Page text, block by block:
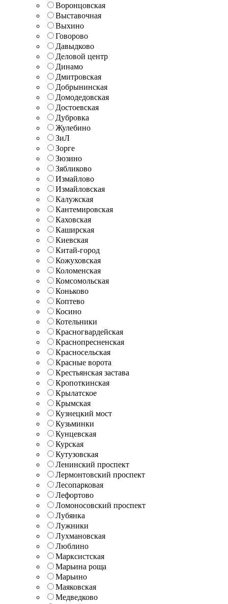
Воронцовская
Выставочная
Выхино
Говорово
Давыдково
Деловой центр
Динамо
Дмитровская
Добрынинская
Домодедовская
Достоевская
Дубровка
Жулебино
ЗиЛ
Зорге
Зюзино
Зябликово
Измайлово
Измайловская
Калужская
Кантемировская
Каховская
Каширская
Киевская
Китай-город
Кожуховская
Коломенская
Комсомольская
Коньково
Коптево
Косино
Котельники
Красногвардейская
Краснопресненская
Красносельская
Красные ворота
Крестьянская застава
Кропоткинская
Крылатское
Крымская
Кузнецкий мост
Кузьминки
Кунцевская
Курская
Кутузовская
Ленинский проспект
Лермонтовский проспект
Лесопарковая
Лефортово
Ломоносовский проспект
Лубянка
Лужники
Лухмановская
Люблино
Марксистская
Марьина роща
Марьино
Маяковская
Медведково